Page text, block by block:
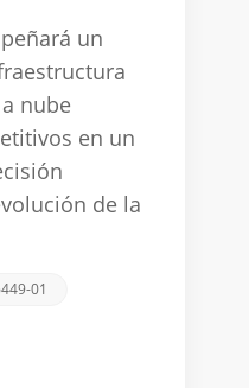
un
nube
en un
de la
01